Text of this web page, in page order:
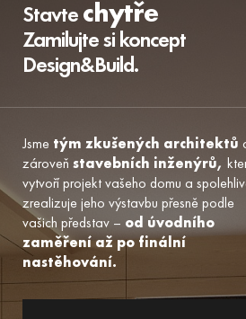
Stavtechytře
Zamilujte si koncept
Design&Build.
Jsme tým zkušených architektů
zároveň stavebních inženýrů,
vytvoří projekt vašeho domu a
zrealizuje jeho výstavbu přesně podle
vašich představ – od úvodního
zaměření až po finální
nastěhování.